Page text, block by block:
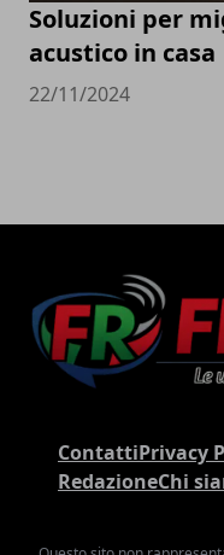
Soluzioni per
acustico in casa
22/11/2024
ContattiPrivacy
RedazioneChi